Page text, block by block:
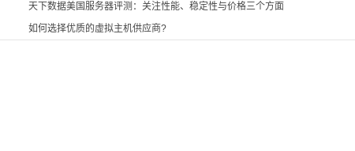
天下数据美国服务器评测：关注性能、稳定性与价格三个方面
如何选择优质的虚拟主机供应商?